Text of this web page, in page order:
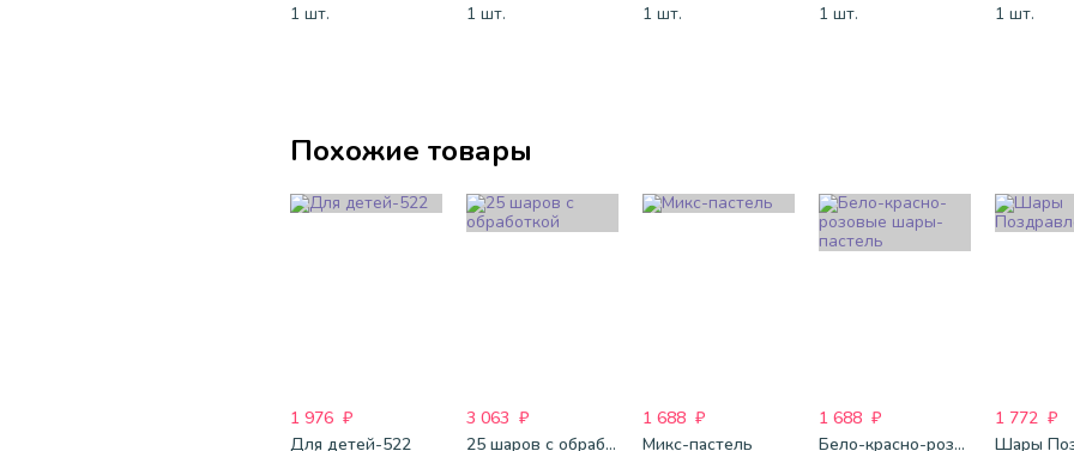
1 шт.
1 шт.
1 шт.
1 шт.
1 шт.
Похожие товары
1 976 ₽
Для детей-522
3 063 ₽
25 шаров с обработкой
1 688 ₽
Микс-пастель
1 688 ₽
Бело-красно-розовые шары-пастель
1 772 ₽